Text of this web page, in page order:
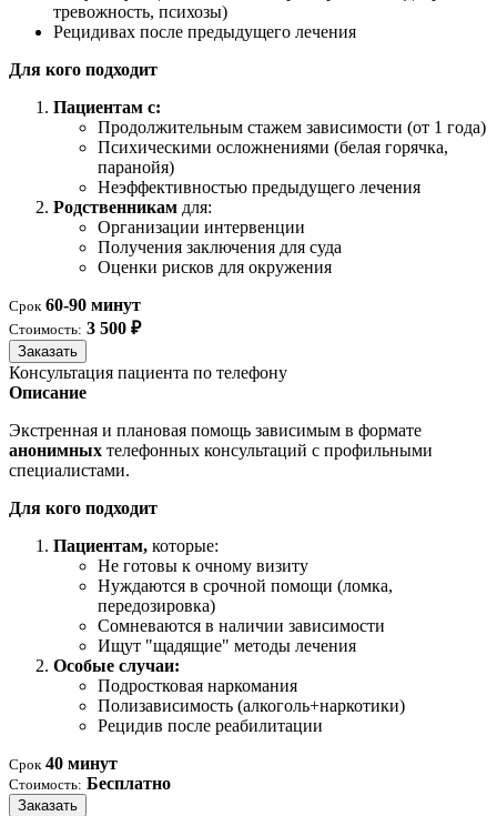
тревожность, психозы)
Рецидивах после предыдущего лечения
Для кого подходит
Пациентам с:
Продолжительным стажем зависимости (от 1 года)
Психическими осложнениями (белая горячка,
паранойя)
Неэффективностью предыдущего лечения
Родственникам для:
Организации интервенции
Получения заключения для суда
Оценки рисков для окружения
Срок 60-90 минут
Стоимость: 3 500 ₽
Заказать
Консультация пациента по телефону
Описание
Экстренная и плановая помощь зависимым в формате
анонимных телефонных консультаций с профильными
специалистами.
Для кого подходит
Пациентам, которые:
Не готовы к очному визиту
Нуждаются в срочной помощи (ломка,
передозировка)
Сомневаются в наличии зависимости
Ищут "щадящие" методы лечения
Особые случаи:
Подростковая наркомания
Полизависимость (алкоголь+наркотики)
Рецидив после реабилитации
Срок 40 минут
Стоимость: Бесплатно
Заказать